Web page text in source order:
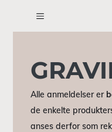
Alle anmeldelser er
de enkelte
anses derfor som